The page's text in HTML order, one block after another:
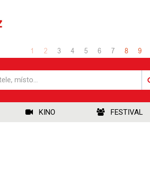
1 2 3 4 5 6 7 8 9
KINO FESTIVAL